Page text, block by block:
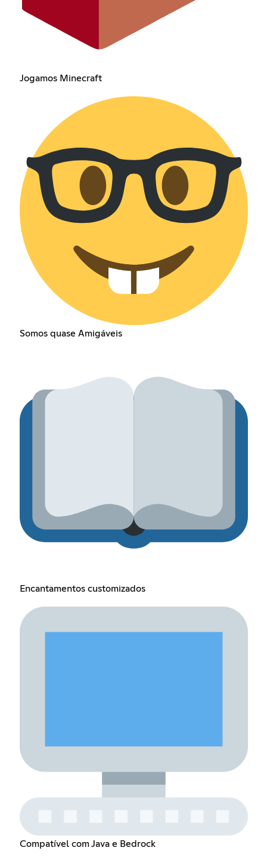
Jogamos Minecraft
Somos quase Amigáveis
Encantamentos customizados
Compatível com Java e Bedrock